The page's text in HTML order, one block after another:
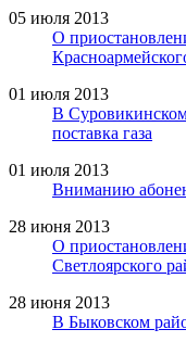
05 июля 2013
О
01 июля 2013
В Суровикинском
поставка газа
01 июля 2013
Вниманию
28 июня 2013
О
Светлоярского
28 июня 2013
В Быковском